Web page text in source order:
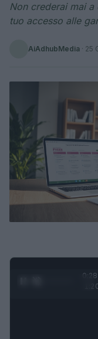
Non crederai mai a
tuo accesso alle
AiAdhubMedia · 25